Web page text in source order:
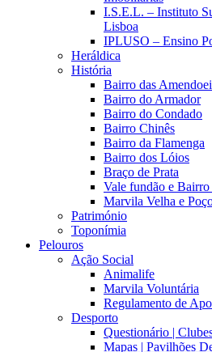
I.S.E.L. – Instituto
Lisboa
IPLUSO – Ensino
Heráldica
História
Bairro das
Bairro do Armador
Bairro do Condado
Bairro Chinês
Bairro da Flamenga
Bairro dos Lóios
Braço de Prata
Vale fundão e
Marvila Velha e
Património
Toponímia
Pelouros
Ação Social
Animalife
Marvila Voluntária
Regulamento de
Desporto
Questionário |
Mapas | Pavilhões